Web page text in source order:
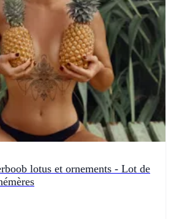
lotus et ornements - Lot de